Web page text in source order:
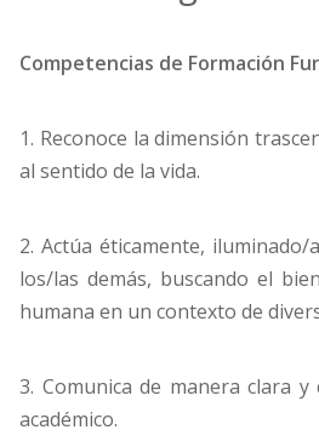
Competencias de Formación
1. Reconoce la dimensión
al sentido de la vida.
2. Actúa éticamente,
los/las demás, buscando el
humana en un contexto de
3. Comunica de manera clara
académico.